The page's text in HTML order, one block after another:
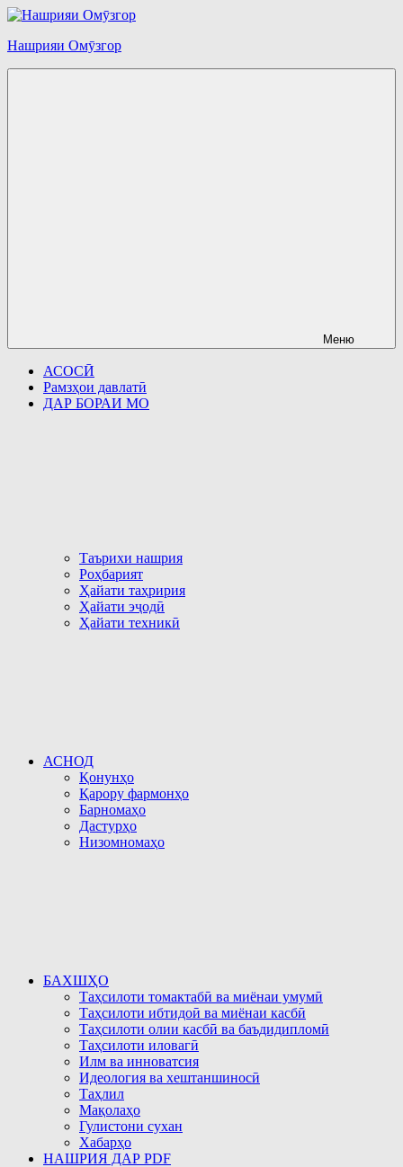
Перейти
содержимому
Нашрияи Омӯзгор
Меню
АСОСӢ
Рамзҳои давлатӣ
ДАР БОРАИ МО
Таърихи нашрия
Роҳбарият
Ҳайати таҳририя
Ҳайати эҷодӣ
Ҳайати техникӣ
АСНОД
Қонунҳо
Қарору фармонҳо
Барномаҳо
Дастурҳо
Низомномаҳо
БАХШҲО
Таҳсилоти томактабӣ ва миёнаи умумӣ
Таҳсилоти ибтидоӣ ва миёнаи касбӣ
Таҳсилоти олии касбӣ ва баъдидипломӣ
Таҳсилоти иловагӣ
Илм ва инноватсия
Идеология ва хештаншиносӣ
Таҳлил
Мақолаҳо
Гулистони сухан
Хабарҳо
НАШРИЯ ДАР PDF